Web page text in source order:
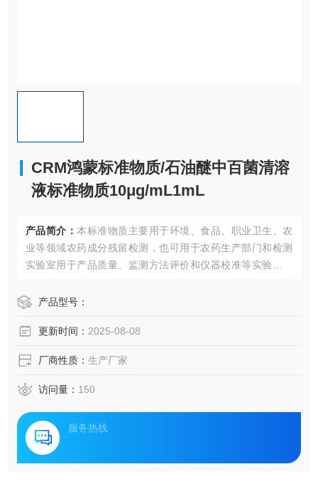
CRM鸿蒙标准物质/石油醚中百菌清溶
液标准物质10μg/mL1mL
产品简介： 本标准物质主要用于环境、食品、职业卫生、农
业等领域农药成分残留检测，也可用于农药生产部门和检测
实验室用于产品质量、监测方法评价和仪器校准等实验室质
产品型号：
更新时间： 2025-08-08
厂商性质： 生产厂家
访问量： 150
服务热线